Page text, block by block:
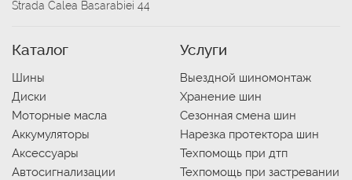
Strada Calea Basarabiei 44
Каталог
Шины
Диски
Моторные масла
Аккумуляторы
Аксессуары
Автосигнализации
Услуги
Выездной шиномонтаж
Хранение шин
Сезонная смена шин
Нарезка протектора шин
Техпомощь при дтп
Техпомощь при застревании